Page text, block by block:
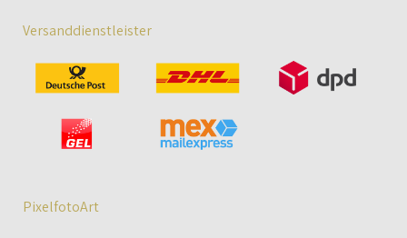
Versanddienstleister
PixelfotoArt